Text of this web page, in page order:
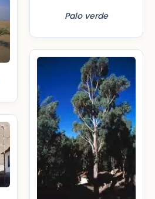
Palo verde